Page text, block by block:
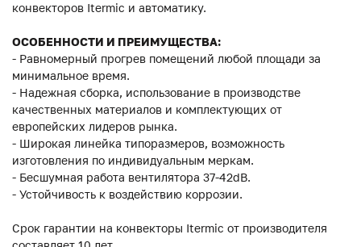
конвекторов Itermic и автоматику.
ОСОБЕННОСТИ И ПРЕИМУЩЕСТВА:
- Равномерный прогрев помещений любой площади за
минимальное время.
- Надежная сборка, использование в производстве
качественных материалов и комплектующих от
европейских лидеров рынка.
- Широкая линейка типоразмеров, возможность
изготовления по индивидуальным меркам.
- Бесшумная работа вентилятора 37-42dB.
- Устойчивость к воздействию коррозии.
Срок гарантии на конвекторы Itermic от производителя